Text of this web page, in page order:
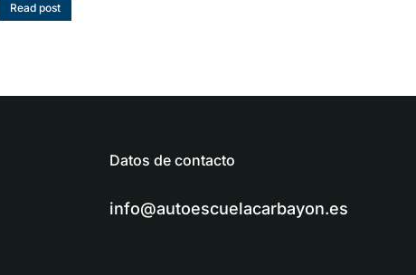
Read post
Datos de contacto
info@autoescuelacarbayon.es